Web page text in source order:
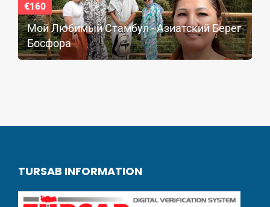
€160
Мой Любимый Стамбул - Азиатский Берег
Босфора
TURSAB INFORMATION